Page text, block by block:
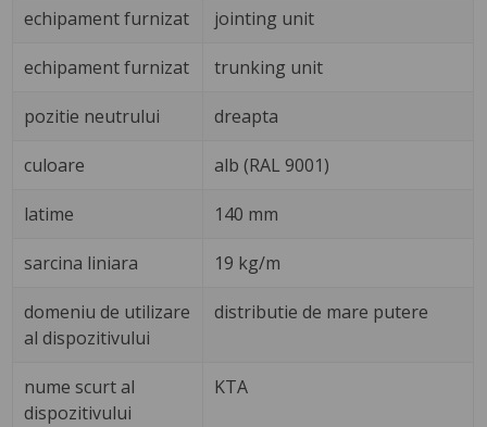
echipament furnizat jointing unit
echipament furnizat trunking unit
pozitie neutrului dreapta
culoare alb (RAL 9001)
latime 140 mm
sarcina liniara 19 kg/m
domeniu de utilizare
al dispozitivului
distributie de mare putere
nume scurt al
dispozitivului
KTA